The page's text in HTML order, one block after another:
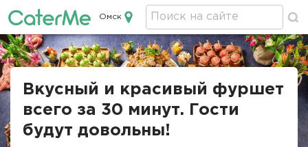
Кейтеринг в Омске
Омск
Строка
Вкусный и красивый фуршет
всего за 30 минут. Гости
будут довольны!